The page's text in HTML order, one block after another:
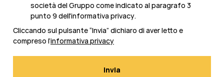
società del Gruppo come indicato al paragrafo 3
punto 9 dell'informativa privacy.
Cliccando sul pulsante “Invia” dichiaro di aver letto e
compreso l’informativa privacy